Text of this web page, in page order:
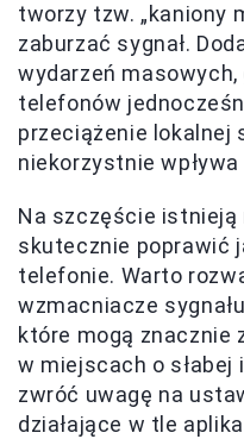
tworzy tzw. „kaniony
zaburzać sygnał.
wydarzeń
telefonów
przeciążenie lokalnej
niekorzystnie
Na szczęście istnieją
skutecznie poprawić
telefonie. Warto
wzmacniacze
które mogą znacznie
w miejscach o
zwróć uwagę na
działające w tle